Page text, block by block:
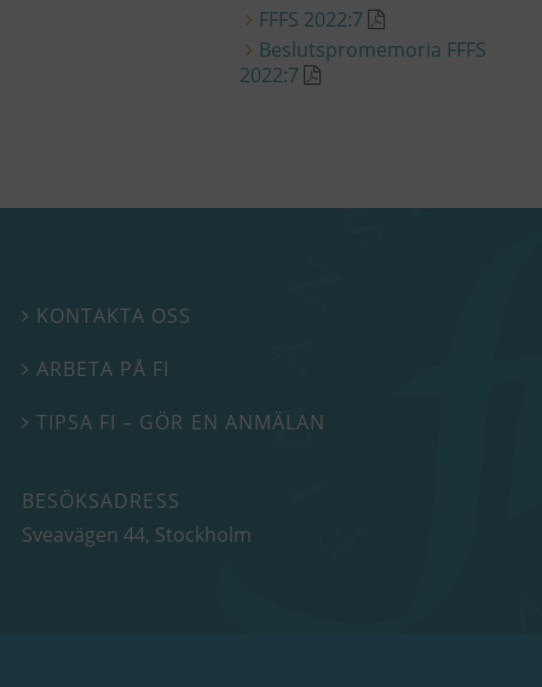
FFFS 2022:7
Beslutspromemoria FFFS
2022:7
 KONTAKTA OSS
 ARBETA PÅ FI
TIPSA FI – GÖR EN ANMÄLAN
BESÖKSADRESS
Sveavägen 44, Stockholm